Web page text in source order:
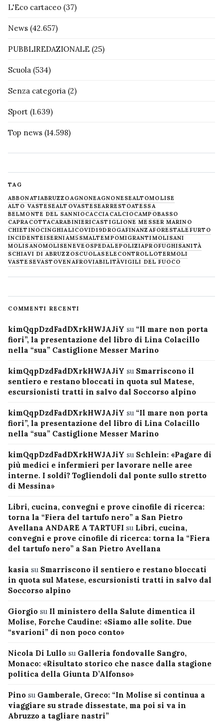
L'Eco cartaceo (37)
News (42.657)
PUBBLIREDAZIONALE (25)
Scuola (534)
Senza categoria (2)
Sport (1.639)
Top news (14.598)
TAG
ABBONATIABRUZZOAGNONEAGNONESEALTOMOLISE
ALTO VASTESEALTOVASTESEARRESTOATESSA
BELMONTE DEL SANNIOCACCIACALCIOCAMPOBASSO
CAPRACOTTACARABINIERICASTIGLIONE MESSER MARINO
CHIETINOCINGHIALICOVID19DROGAFINANZAFORESTALE FURTO
INCIDENTEISERNIAM5SMALTEMPOMIGRANTIMOLISANI
MOLISANOMOLISENEVE OSPEDALEPOLIZIAPROFUGHISANITÀ
SCHIAVI DI ABRUZZOSCUOLASELECONTROLLOTERMOLI
VASTESEVASTOVENAFROVIABILITÀVIGILI DEL FUOCO
COMMENTI RECENTI
kimQqpDzdFadDXrkHWJAJiY su “Il mare non porta
fiori”, la presentazione del libro di Lina Colacillo
nella “sua” Castiglione Messer Marino
kimQqpDzdFadDXrkHWJAJiY su Smarriscono il
sentiero e restano bloccati in quota sul Matese,
escursionisti tratti in salvo dal Soccorso alpino
kimQqpDzdFadDXrkHWJAJiY su “Il mare non porta
fiori”, la presentazione del libro di Lina Colacillo
nella “sua” Castiglione Messer Marino
kimQqpDzdFadDXrkHWJAJiY su Schlein: «Pagare di
più medici e infermieri per lavorare nelle aree
interne. I soldi? Togliendoli dal ponte sullo stretto
di Messina»
Libri, cucina, convegni e prove cinofile di ricerca:
torna la “Fiera del tartufo nero” a San Pietro
Avellana ANDARE A TARTUFI su Libri, cucina,
convegni e prove cinofile di ricerca: torna la “Fiera
del tartufo nero” a San Pietro Avellana
kasia su Smarriscono il sentiero e restano bloccati
in quota sul Matese, escursionisti tratti in salvo dal
Soccorso alpino
Giorgio su Il ministero della Salute dimentica il
Molise, Forche Caudine: «Siamo alle solite. Due
“svarioni” di non poco conto»
Nicola Di Lullo su Galleria fondovalle Sangro,
Monaco: «Risultato storico che nasce dalla stagione
politica della Giunta D’Alfonso»
Pino su Gamberale, Greco: “In Molise si continua a
viaggiare su strade dissestate, ma poi si va in
Abruzzo a tagliare nastri”